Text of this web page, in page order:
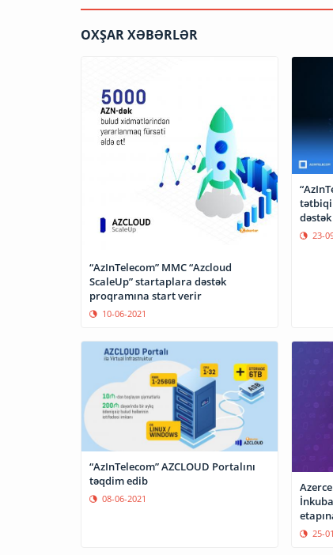
OXŞAR XƏBƏRLƏR
“AzInTelecom” MMC “Azcloud
ScaleUp” startaplara dəstək
proqramına start verir
10-06-2021
23-
“AzInTelecom” AZCLOUD Portalını
təqdim edib
08-06-2021
25-